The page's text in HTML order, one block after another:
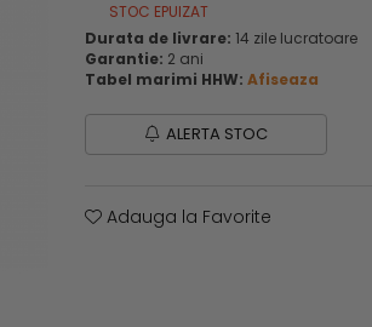
STOC EPUIZAT
Durata de livrare: 14 zile lucratoare
Garantie: 2 ani
Tabel marimi HHW: Afiseaza
ALERTA STOC
Adauga la Favorite